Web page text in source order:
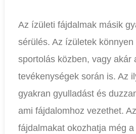
Az ízületi fájdalmak másik
sérülés. Az ízületek
sportolás közben, vagy akár
tevékenységek során is. Az
gyakran gyulladást és
ami fájdalomhoz vezethet.
fájdalmakat okozhatja még